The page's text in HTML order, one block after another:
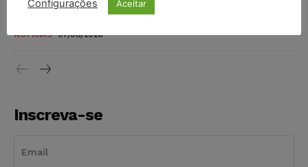
vendia canetas emagrecedoras no local de trabalho
NOTÍCIAS 07/08/2026
Inscreva-se
Configurações Aceitar